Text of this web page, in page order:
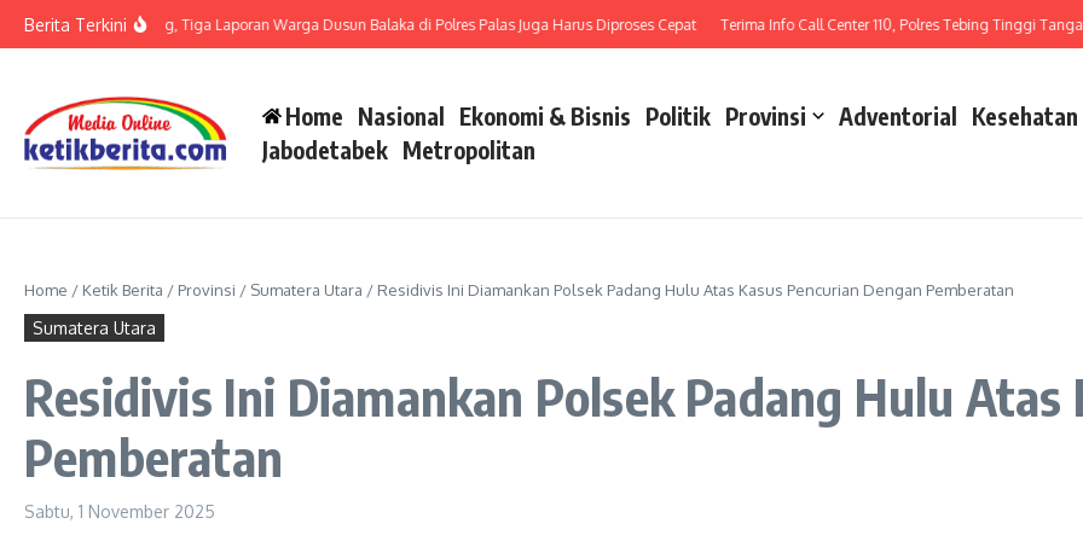
Berita Terkini
LP di Polsek Barteng, Tiga Laporan Warga Dusun Balaka di Polres Palas Juga Harus Diproses Cepat Terima Info Call Center 110, Polres Tebing Tinggi Tangani
Home Nasional Ekonomi & Bisnis Politik Provinsi Adventorial Kesehatan
Jabodetabek Metropolitan
Home / Ketik Berita / Provinsi / Sumatera Utara / Residivis Ini Diamankan Polsek Padang Hulu Atas Kasus Pencurian Dengan Pemberatan
Sumatera Utara
Residivis Ini Diamankan Polsek Padang Hulu Atas
Pemberatan
Sabtu, 1 November 2025